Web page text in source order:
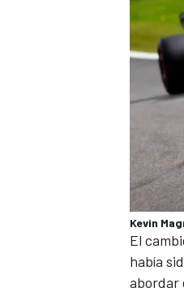
MÁS
Kevin
El
había
abordar